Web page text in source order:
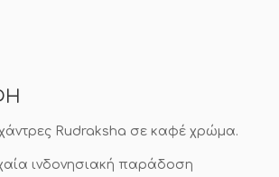
χάντρες Rudraksha σε καφέ χρώμα.
ινδονησιακή παράδοση